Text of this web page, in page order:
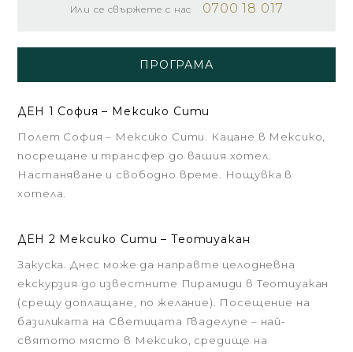
Или се свържете с нас 0700 18 017
ПРОГРАМА
ДЕН 1 София – Мексико Сити
Полет София – Мексико Сити. Кацане в Мексико,
посрещане и трансфер до вашия хотел.
Настаняване и свободно време. Нощувка в
хотела.
ДЕН 2 Мексико Сити – Теотиуакан
Закуска. Днес може да направте целодневна
екскурзия до известните Пирамиди в Теотиуакан
(срещу доплащане, по желание). Посещение на
базиликата на Светицата Гваделупе – най-
святото място в Мексико, средище на